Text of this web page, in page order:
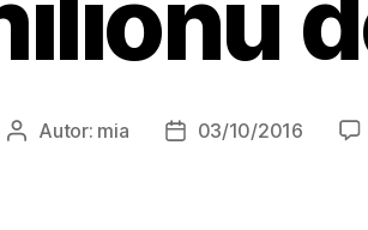
AutorAutor: mia
Datum
03/10/2016